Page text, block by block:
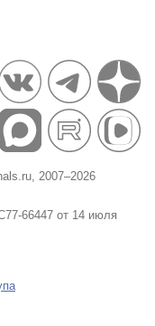
2007–2026
66447 от 14 июля